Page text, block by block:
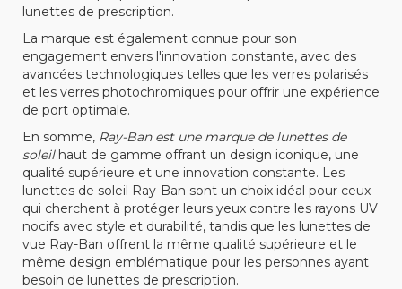
lunettes de prescription.
La marque est également connue pour son
engagement envers l'innovation constante, avec des
avancées technologiques telles que les verres polarisés
et les verres photochromiques pour offrir une expérience
de port optimale.
En somme, Ray-Ban est une marque de lunettes de
soleilhaut de gamme offrant un design iconique, une
qualité supérieure et une innovation constante. Les
lunettes de soleil Ray-Ban sont un choix idéal pour ceux
qui cherchent à protéger leurs yeux contre les rayons UV
nocifs avec style et durabilité, tandis que les lunettes de
vue Ray-Ban offrent la même qualité supérieure et le
même design emblématique pour les personnes ayant
besoin de lunettes de prescription.